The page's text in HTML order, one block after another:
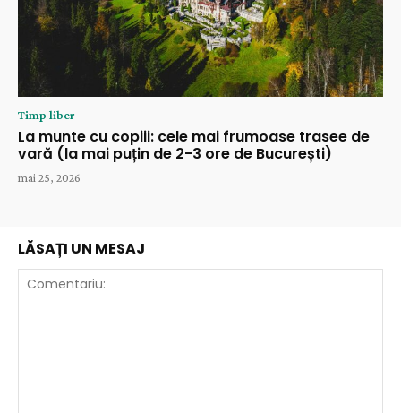
Timp liber
La munte cu copiii: cele mai frumoase trasee de
vară (la mai puțin de 2-3 ore de București)
mai 25, 2026
LĂSAȚI UN MESAJ